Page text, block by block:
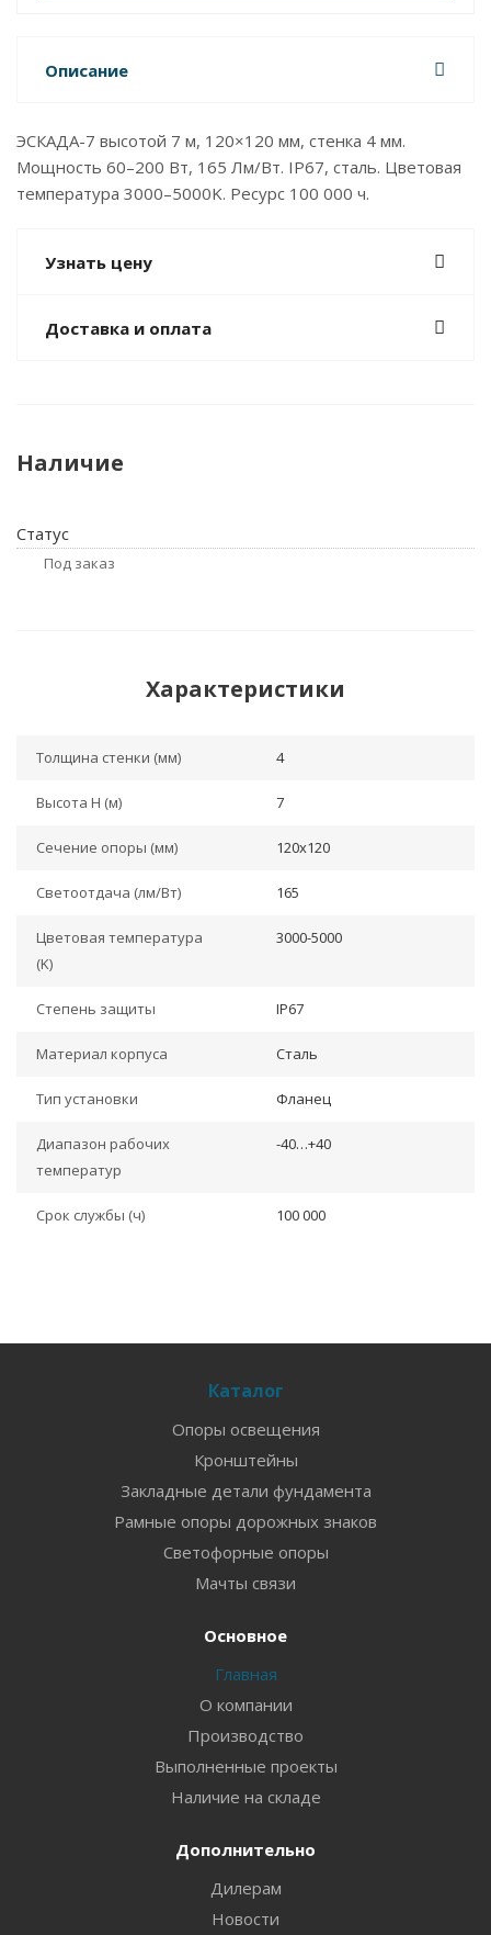
Описание
ЭСКАДА-7 высотой 7 м, 120×120 мм, стенка 4 мм.
Мощность 60–200 Вт, 165 Лм/Вт. IP67, сталь. Цветовая
температура 3000–5000K. Ресурс 100 000 ч.
Узнать цену
Доставка и оплата
Наличие
Статус
Под заказ
Характеристики
Толщина стенки (мм) 4
Высота H (м) 7
Сечение опоры (мм) 120x120
Светоотдача (лм/Вт) 165
Цветовая температура
(K)
3000-5000
Степень защиты IP67
Материал корпуса Сталь
Тип установки Фланец
Диапазон рабочих
температур
-40…+40
Срок службы (ч) 100 000
Каталог
Опоры освещения
Кронштейны
Закладные детали фундамента
Рамные опоры дорожных знаков
Светофорные опоры
Мачты связи
Основное
Главная
О компании
Производство
Выполненные проекты
Наличие на складе
Дополнительно
Дилерам
Новости